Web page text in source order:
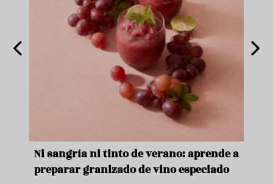
Ni sangría ni tinto de verano: aprende a
preparar granizado de vino especiado